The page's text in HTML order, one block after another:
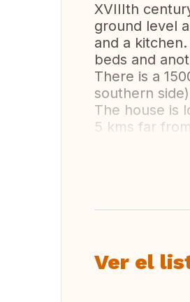
XVIIIth
ground level
and a
beds and
There is a
southern
The house is
5 kms far
Ver el